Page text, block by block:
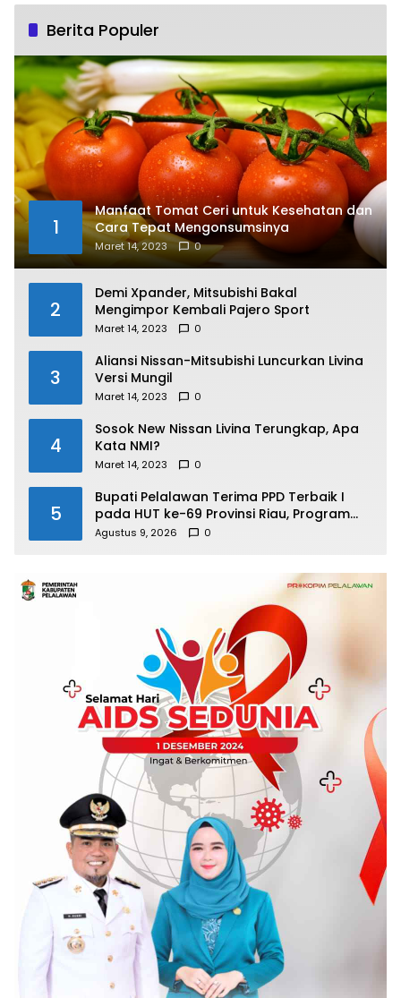
Berita Populer
1
Manfaat Tomat Ceri untuk Kesehatan dan
Cara Tepat Mengonsumsinya
Maret 14, 2023 0
2
Demi Xpander, Mitsubishi Bakal
Mengimpor Kembali Pajero Sport
Maret 14, 2023 0
3
Aliansi Nissan-Mitsubishi Luncurkan Livina
Versi Mungil
Maret 14, 2023 0
4
Sosok New Nissan Livina Terungkap, Apa
Kata NMI?
Maret 14, 2023 0
5
Bupati Pelalawan Terima PPD Terbaik I
pada HUT ke-69 Provinsi Riau, Program
Santunan Anak Yatim Jadi Sorotan
Agustus 9, 2026 0